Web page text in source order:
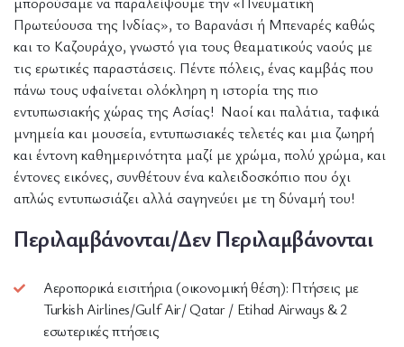
Πρωτεύουσα της Ινδίας», το Βαρανάσι ή Μπεναρές καθώς
και το Καζουράχο, γνωστό για τους θεαματικούς ναούς με
τις ερωτικές παραστάσεις. Πέντε πόλεις, ένας καμβάς που
πάνω τους υφαίνεται ολόκληρη η ιστορία της πιο
εντυπωσιακής χώρας της Ασίας! Ναοί και παλάτια, ταφικά
μνημεία και μουσεία, εντυπωσιακές τελετές και μια ζωηρή
και έντονη καθημερινότητα μαζί με χρώμα, πολύ χρώμα, και
έντονες εικόνες, συνθέτουν ένα καλειδοσκόπιο που όχι
απλώς εντυπωσιάζει αλλά σαγηνεύει με τη δύναμή του!
Περιλαμβάνονται/Δεν Περιλαμβάνονται
Αεροπορικά εισιτήρια (οικονομική θέση): Πτήσεις με
Turkish Airlines/Gulf Air/ Qatar / Etihad Airways & 2
εσωτερικές πτήσεις